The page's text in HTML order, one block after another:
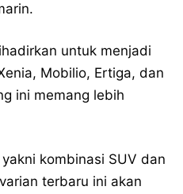
untuk menjadi
Mobilio, Ertiga, dan
ini memang lebih
kombinasi SUV dan
terbaru ini akan